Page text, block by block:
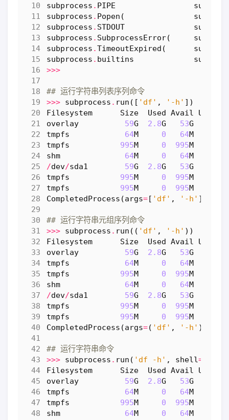
subprocess . PIPE
subprocess . Popen (
subprocess . STDOUT
subprocess . SubprocessError(
subprocess .TimeoutExpired (
subprocess . builtins
>>>
## 运行字符串列表序列命令
>>> subprocess . run ([ 'df' , '-h' ])
Filesystem
Size Used Avail Use
overlay
59G 2.8G 53G
tmpfs
64M 0 64M
tmpfs
995M 0 995M
shm
64M 0 64M
/dev/sda1 59G 2.8G 53G
tmpfs
995M 0 995M
tmpfs
995M 0 995M
CompletedProcess (args=[ 'df' , '-h' ],
## 运行字符串元组序列命令
>>> subprocess . run (( 'df' , '-h' ))
Filesystem
Size Used Avail Use
overlay
59G 2.8G 53G
tmpfs
64M 0 64M
tmpfs
995M 0 995M
shm
64M 0 64M
/dev/sda1 59G 2.8G 53G
tmpfs
995M 0 995M
tmpfs
995M 0 995M
CompletedProcess (args=( 'df' , '-h' ),
## 运行字符串命令
>>> subprocess . run ( 'df -h' , shell=
Filesystem
Size Used Avail Use
overlay
59G 2.8G 53G
tmpfs
64M 0 64M
tmpfs
995M 0 995M
shm
64M 0 64M